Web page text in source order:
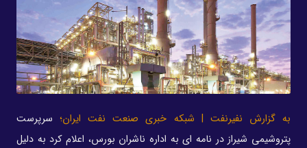
به گزارش نفیرنفت | شبکه خبری صنعت نفت ایران؛سرپرست
پتروشیمی شیراز در نامه ای به اداره ناشران بورس، اعلام کرد به دلیل